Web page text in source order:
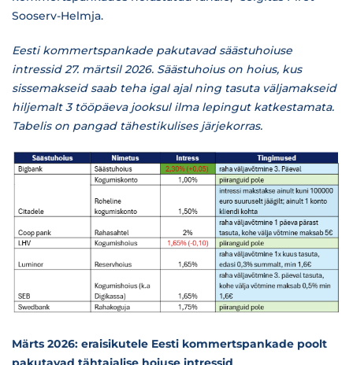
Sooserv-Helmja.
Eesti kommertspankade pakutavad säästuhoiuse
intressid 27. märtsil 2026. Säästuhoius on hoius, kus
sissemakseid saab teha igal ajal ning tasuta väljamakseid
hiljemalt 3 tööpäeva jooksul ilma lepingut katkestamata.
Tabelis on pangad tähestikulises järjekorras.
Märts 2026: eraisikutele Eesti kommertspankade poolt